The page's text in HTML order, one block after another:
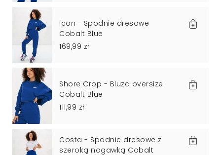
Icon - Spodnie dresowe
Cobalt Blue
169,99 zł
Shore Crop - Bluza oversize
Cobalt Blue
111,99 zł
Costa - Spodnie dresowe z
szeroką nogawką Cobalt